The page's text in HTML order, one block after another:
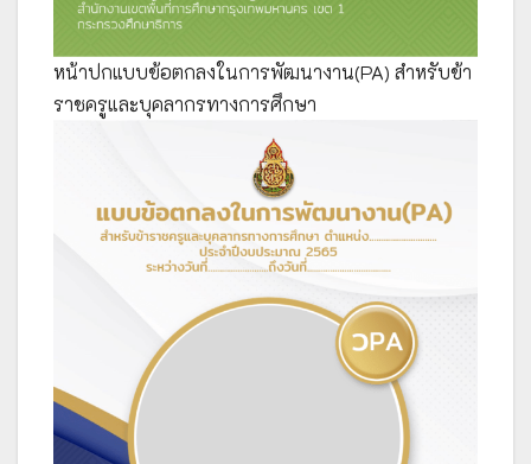
หน้าปกแบบข้อตกลงในการพัฒนางาน(PA) สำหรับข้า
ราชครูและบุคลากรทางการศึกษา